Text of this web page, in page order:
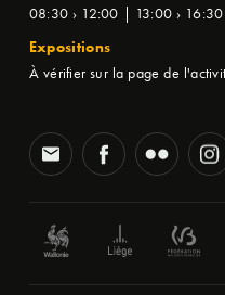
08:30 › 12:00 | 13:00 › 16:30
Expositions
À vérifier sur la page de